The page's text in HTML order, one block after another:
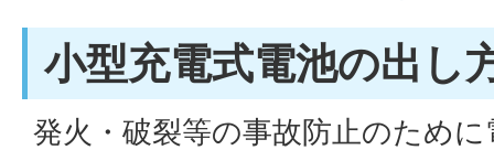
小型充電式電池の出し
発火・破裂等の事故防止のため